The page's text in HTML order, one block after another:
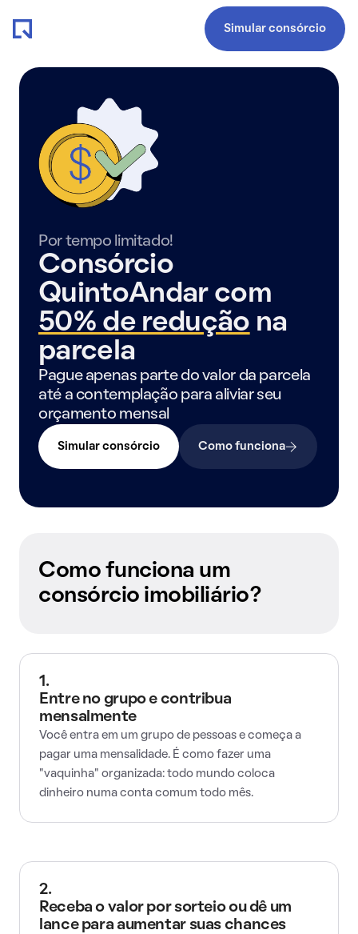
Simular consórcio
Por tempo limitado!
Consórcio
QuintoAndar com
50% de redução na
parcela
Pague apenas parte do valor da parcela
até a contemplação para aliviar seu
orçamento mensal
Simular consórcio Como funciona
Como funciona um
consórcio imobiliário?
1.
Entre no grupo e contribua
mensalmente
Você entra em um grupo de pessoas e começa a
pagar uma mensalidade. É como fazer uma
"vaquinha" organizada: todo mundo coloca
dinheiro numa conta comum todo mês.
2.
Receba o valor por sorteio ou dê um
lance para aumentar suas chances